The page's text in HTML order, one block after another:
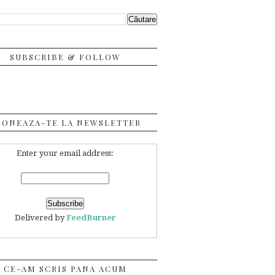
SUBSCRIBE & FOLLOW
TE LA NEWSLETTER
Enter your email address:
Delivered byFeedBurner
CE-AM SCRIS PANA ACUM